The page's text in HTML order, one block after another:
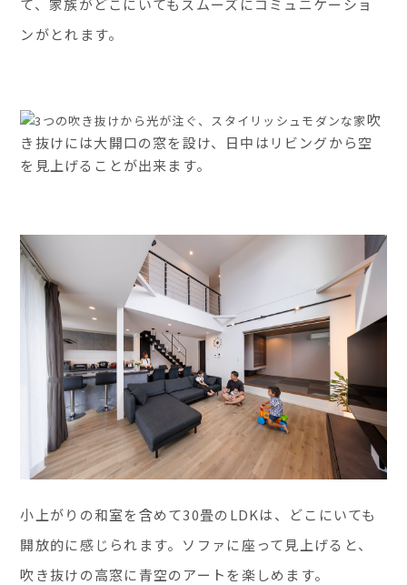
て、家族がどこにいてもスムーズにコミュニケーショ
ンがとれます。
吹
き抜けには大開口の窓を設け、日中はリビングから空
を見上げることが出来ます。
小上がりの和室を含めて30畳のLDKは、どこにいても
開放的に感じられます。ソファに座って見上げると、
吹き抜けの高窓に青空のアートを楽しめます。